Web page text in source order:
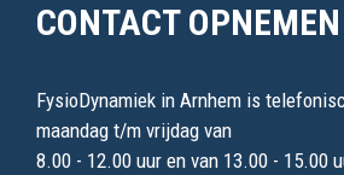
CONTACT OPNEMEN
FysioDynamiek in Arnhem is
maandag t/m vrijdag van
8.00 - 12.00 uur en van 13.00 - 15.00